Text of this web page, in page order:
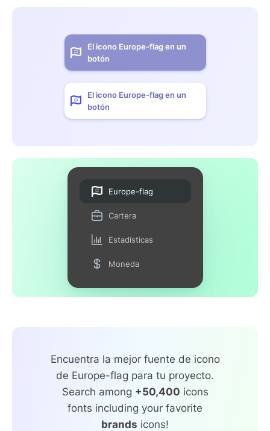
El icono Europe-flag en un
botón
El icono Europe-flag en un
botón
Europe-flag
Cartera
Estadísticas
Moneda
Encuentra la mejor fuente de icono
de Europe-flag para tu proyecto.
Search among +50,400 icons
fonts including your favorite
brands icons!